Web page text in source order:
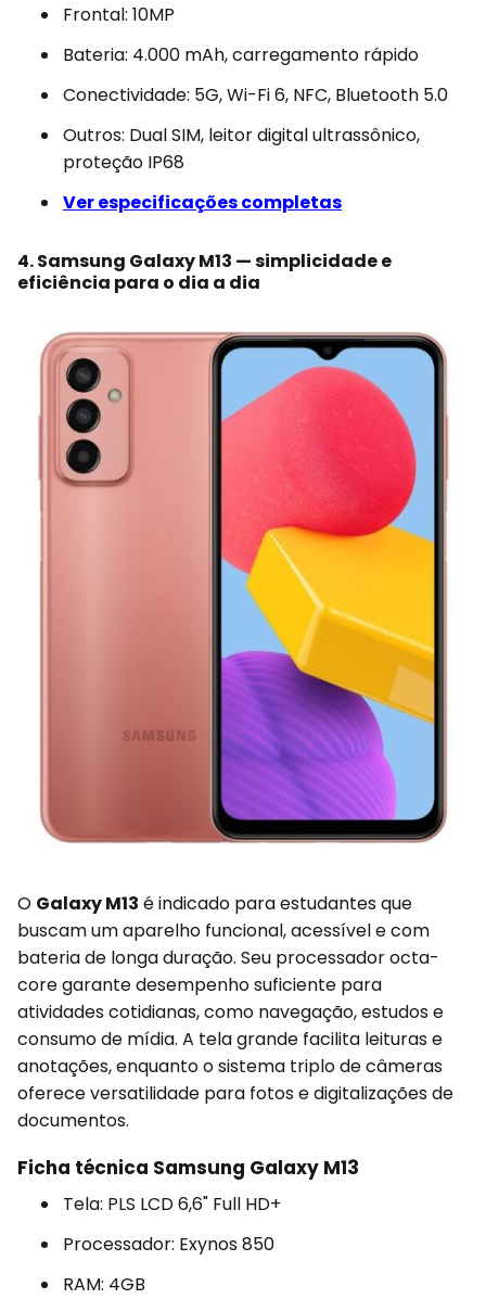
Frontal: 10MP
Bateria: 4.000 mAh, carregamento rápido
Conectividade: 5G, Wi-Fi 6, NFC, Bluetooth 5.0
Outros: Dual SIM, leitor digital ultrassônico,
proteção IP68
Ver especificações completas
4. Samsung Galaxy M13 — simplicidade e
eficiência para o dia a dia
O Galaxy M13 é indicado para estudantes que
buscam um aparelho funcional, acessível e com
bateria de longa duração. Seu processador octa-
core garante desempenho suficiente para
atividades cotidianas, como navegação, estudos e
consumo de mídia. A tela grande facilita leituras e
anotações, enquanto o sistema triplo de câmeras
oferece versatilidade para fotos e digitalizações de
documentos.
Ficha técnica Samsung Galaxy M13
Tela: PLS LCD 6,6" Full HD+
Processador: Exynos 850
RAM: 4GB